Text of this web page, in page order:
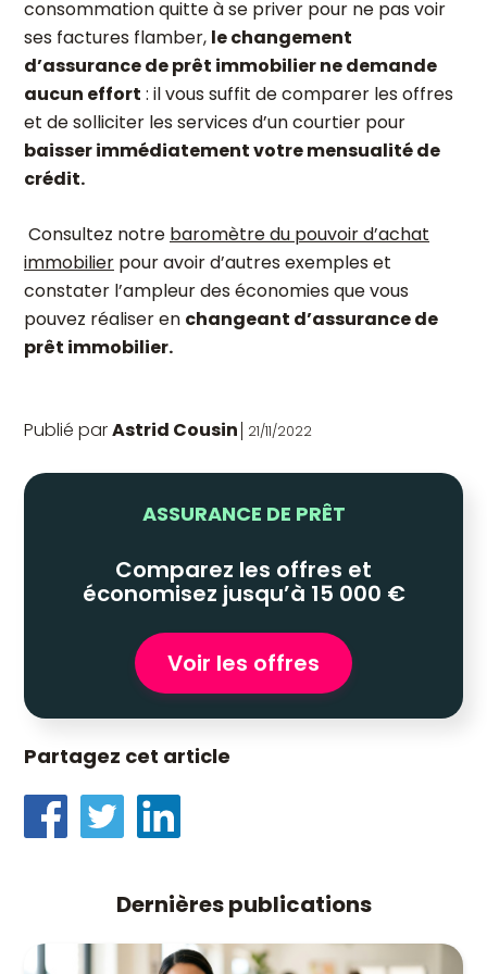
consommation quitte à se priver pour ne pas voir
ses factures flamber, le changement
d’assurance de prêt immobilier ne demande
aucun effort : il vous suffit de comparer les offres
et de solliciter les services d’un courtier pour
baisser immédiatement votre mensualité de
crédit.
Consultez notre baromètre du pouvoir d’achat
immobilier pour avoir d’autres exemples et
constater l’ampleur des économies que vous
pouvez réaliser en changeant d’assurance de
prêt immobilier.
Publié parAstrid Cousin 21/11/2022
ASSURANCE DE PRÊT
Comparez les offres et
économisez jusqu’à 15 000 €
Voir les offres
Partagez cet article
Dernières publications